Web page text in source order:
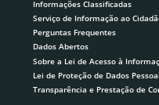
Informações Classificadas
Serviço de Informação ao
Perguntas Frequentes
Dados Abertos
Sobre a Lei de Acesso à
Lei de Proteção de Dados
Transparência e Prestação de